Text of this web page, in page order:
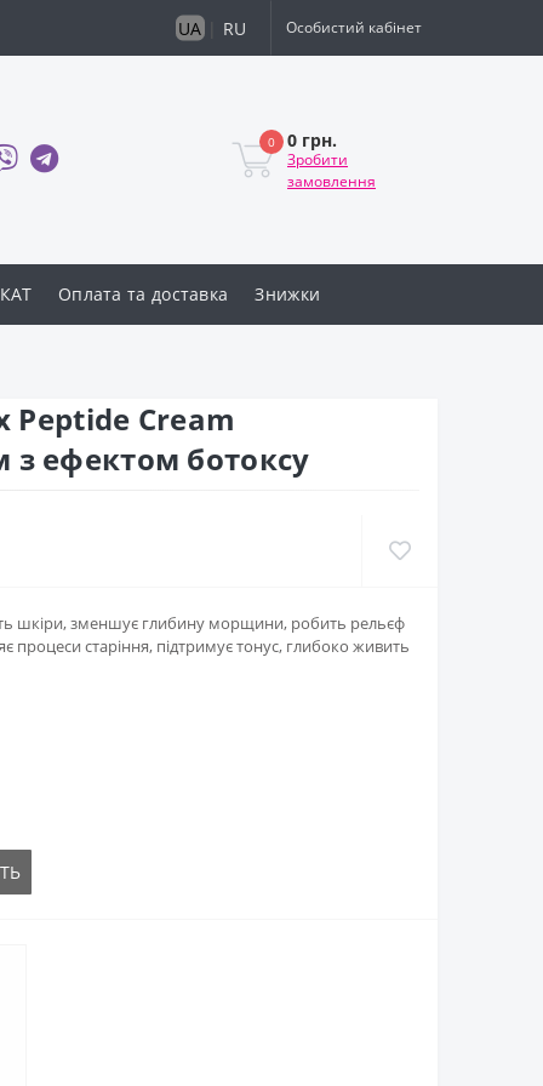
UA RU Особистий кабінет
0 0 грн.
Зробити
замовлення
Оплата та доставка Знижки
Peptide Cream
ефектом ботоксу
шкіри, зменшує глибину морщини, робить рельєф
процеси старіння, підтримує тонус, глибоко живить